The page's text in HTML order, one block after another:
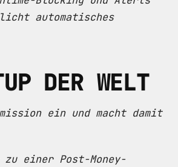
automatisches
DER WELT
ein und macht damit
einer Post-Money-